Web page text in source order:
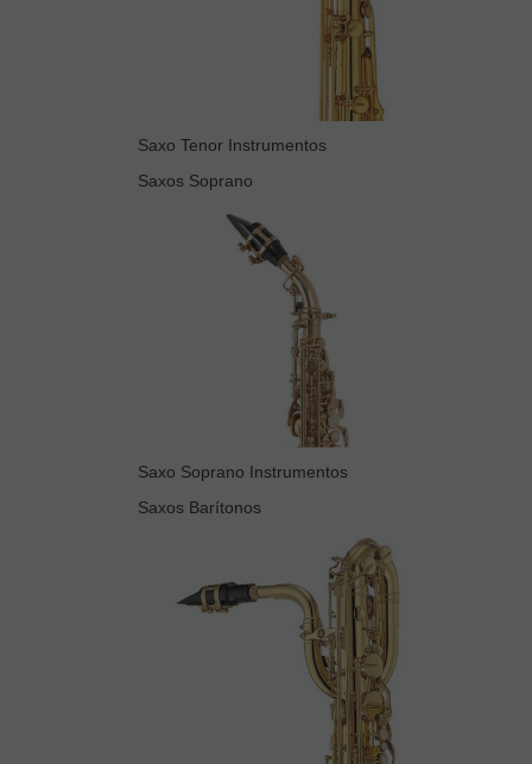
Saxo Tenor Instrumentos
Saxos Soprano
Saxo Soprano Instrumentos
Saxos Barítonos